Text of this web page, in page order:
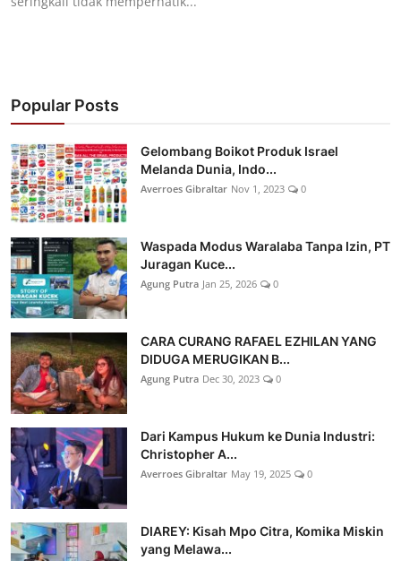
Popular Posts
Gelombang Boikot Produk Israel
Melanda Dunia, Indo...
Averroes Gibraltar Nov 1, 2023 0
Waspada Modus Waralaba Tanpa Izin, PT
Juragan Kuce...
Agung Putra Jan 25, 2026 0
CARA CURANG RAFAEL EZHILAN YANG
DIDUGA MERUGIKAN B...
Agung Putra Dec 30, 2023 0
Dari Kampus Hukum ke Dunia Industri:
Christopher A...
Averroes Gibraltar May 19, 2025 0
DIAREY: Kisah Mpo Citra, Komika Miskin
yang Melawa...